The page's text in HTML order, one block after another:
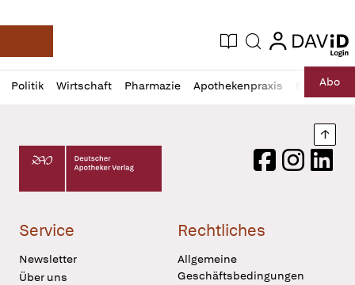
Deutsche Apotheker Zeitung
Aktuelle Ausgabe
Suche login
login
Politik Wirtschaft Pharmazie Apothekenpraxis RechtAbo
Profil
öffnen
Daz
Pur
Deutscher Apotheker Verlag Logo
FacebookInstagram
Service
Newsletter
Über uns
Rechtliches
Allgemeine
Geschäftsbedingungen